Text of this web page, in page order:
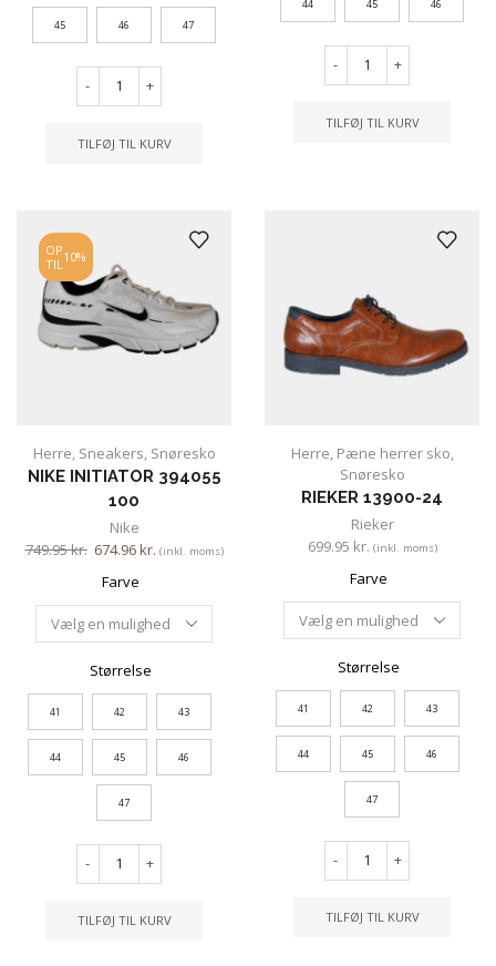
45 46 47
- +
TILFØJ TIL KURV
44 45 46
- +
TILFØJ TIL KURV
OP
TIL 10%
Herre, Sneakers, Snøresko
NIKE INITIATOR 394055
100
Nike
749.95kr. 674.96kr. (inkl. moms)
Farve
Størrelse
41 42 43
44 45 46
47
- +
TILFØJ TIL KURV
Herre, Pæne herrer sko,
Snøresko
RIEKER 13900-24
Rieker
699.95 kr. (inkl. moms)
Farve
Størrelse
41 42 43
44 45 46
47
- +
TILFØJ TIL KURV